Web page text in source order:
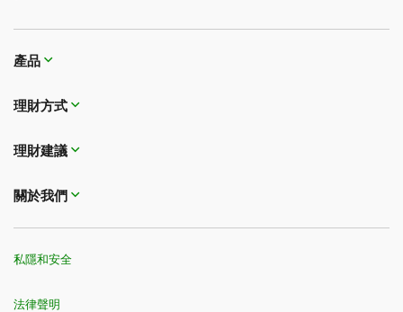
產品
理財方式​​​​​​​
理財建議
關於我們
私隱和安全
法律聲明